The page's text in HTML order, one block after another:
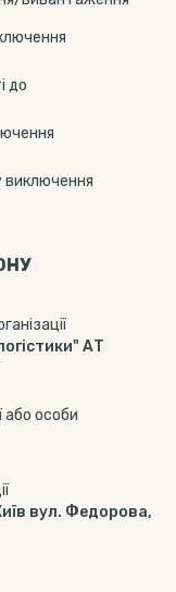
до
виключення
АТ
або особи
вул. Федорова,